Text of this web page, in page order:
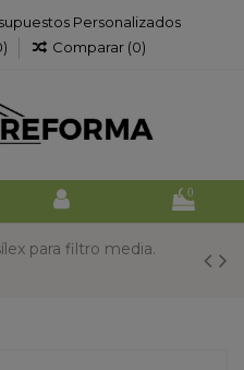
Personalizados
) Comparar (0)
0
para filtro media.